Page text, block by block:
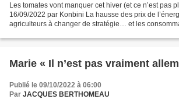
Les tomates vont manquer cet hiver (et ce n’est pas
16/09/2022 par Konbini La hausse des prix de
agriculteurs à changer de stratégie… et les
Marie « Il n’est pas vraiment
Publié le 09/10/2022 à 06:00
Par JACQUES BERTHOMEAU